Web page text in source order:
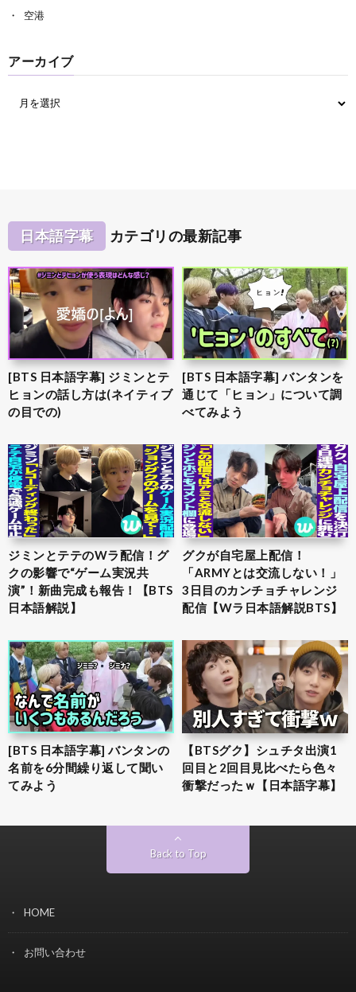
空港
アーカイブ
日本語字幕 カテゴリの最新記事
[BTS 日本語字幕] ジミンとテ
ヒョンの話し方は(ネイティブ
の目での)
[BTS 日本語字幕] バンタンを
通じて「ヒョン」について調
べてみよう
ジミンとテテのWラ配信！グ
クの影響で“ゲーム実況共
演”！新曲完成も報告！【BTS
日本語解説】
グクが自宅屋上配信！
「ARMYとは交流しない！」
3日目のカンチョチャレンジ
配信【Wラ日本語解説BTS】
[BTS 日本語字幕] バンタンの
名前を6分間繰り返して聞い
てみよう
【BTSグク】シュチタ出演1
回目と2回目見比べたら色々
衝撃だったｗ【日本語字幕】
Back to Top
HOME
お問い合わせ